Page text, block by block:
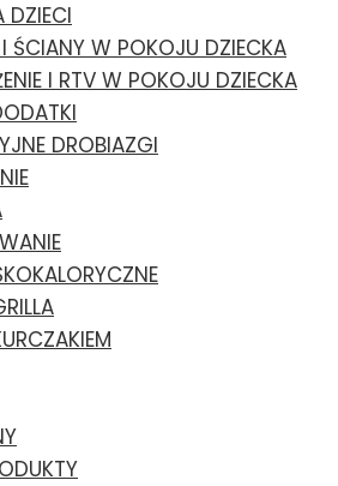
DZIECI
ŚCIANY W POKOJU DZIECKA
I RTV W POKOJU DZIECKA
DROBIAZGI